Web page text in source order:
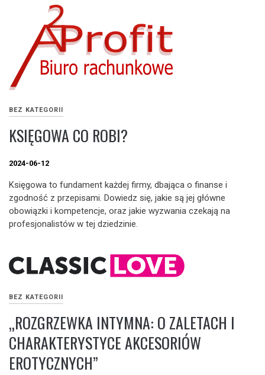
BEZ KATEGORII
KSIĘGOWA CO ROBI?
2024-06-12
Księgowa to fundament każdej firmy, dbająca o finanse i
zgodność z przepisami. Dowiedz się, jakie są jej główne
obowiązki i kompetencje, oraz jakie wyzwania czekają na
profesjonalistów w tej dziedzinie.
BEZ KATEGORII
„ROZGRZEWKA INTYMNA: O ZALETACH I
CHARAKTERYSTYCE AKCESORIÓW
EROTYCZNYCH”